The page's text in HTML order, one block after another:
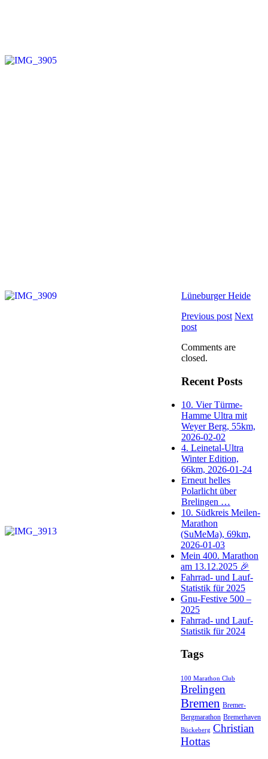
Lüneburger Heide
Previous post Next
post
Comments are
closed.
Recent Posts
10. Vier Türme-
Hamme Ultra mit
Weyer Berg, 55km,
2026-02-02
4. Leinetal-Ultra
Winter Edition,
66km, 2026-01-24
Erneut helles
Polarlicht über
Brelingen …
10. Südkreis Meilen-
Marathon
(SuMeMa), 69km,
2026-01-03
Mein 400. Marathon
am 13.12.2025 🎉
Fahrrad- und Lauf-
Statistik für 2025
Gnu-Festive 500 –
2025
Fahrrad- und Lauf-
Statistik für 2024
Tags
100 Marathon Club
Brelingen
Bremen Bremer-
Bergmarathon Bremerhaven
Bückeberg Christian
Hottas